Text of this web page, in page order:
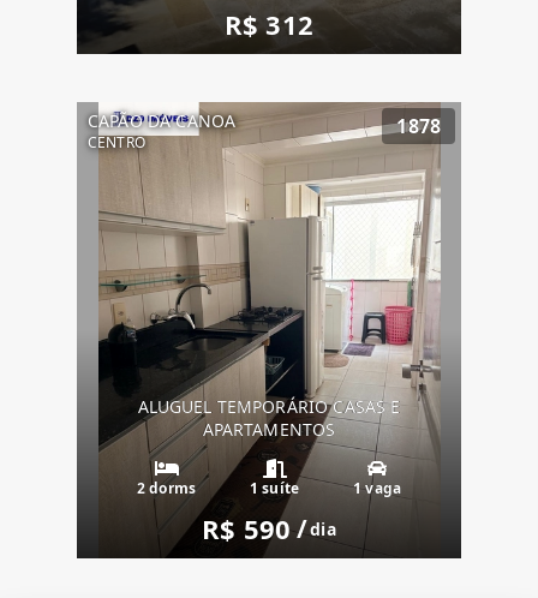
R$ 312
CAPÃO DA CANOA
CENTRO
1878
ALUGUEL TEMPORÁRIO CASAS E
APARTAMENTOS
2 dorms 1 suíte 1 vaga
R$ 590/dia